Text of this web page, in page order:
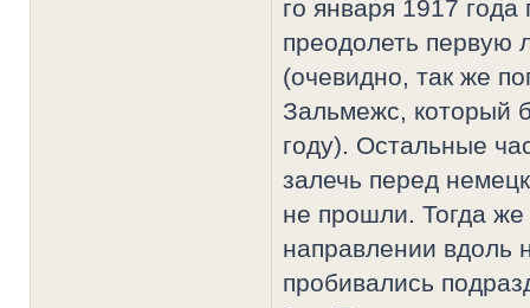
го января 1917
преодолеть первую
(очевидно, так же
Зальмежс, который
году). Остальные
залечь перед
не прошли. Тогда же
направлении вдоль
пробивались